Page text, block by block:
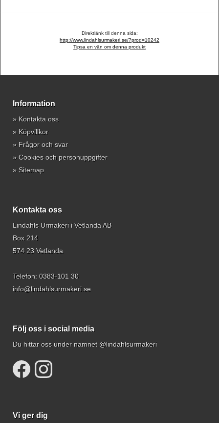
Direktlänk till denna sida:
http://www.lindahlsurmakeri.se/?prod=10242
Tipsa en vän om denna produkt
Information
» Kontakta oss
» Köpvillkor
» Frågor och svar
» Cookies och personuppgifter
» Sitemap
Kontakta oss
Lindahls Urmakeri i Vetlanda AB
Box 214
574 23 Vetlanda
Telefon: 0383-101 30
info@lindahlsurmakeri.se
Följ oss i social media
Du hittar oss under namnet @lindahlsurmakeri
Vi ger dig